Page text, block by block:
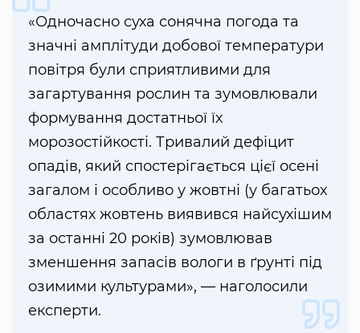
«Одночасно суха сонячна погода та
значні амплітуди добової температури
повітря були сприятливими для
загартування рослин та зумовлювали
формування достатньої їх
морозостійкості. Тривалий дефіцит
опадів, який спостерігається цієї осені
загалом і особливо у жовтні (у багатьох
областях жовтень виявився найсухішим
за останні 20 років) зумовлював
зменшення запасів вологи в ґрунті під
озимими культурами», — наголосили
експерти.